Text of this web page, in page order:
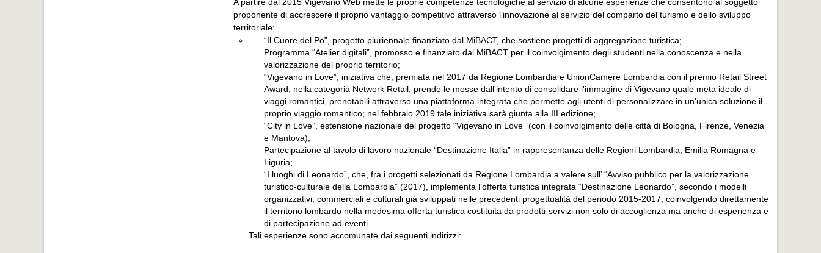
proponente di accrescere il proprio vantaggio competitivo attraverso l’innovazione al servizio del comparto del turismo e dello sviluppo
territoriale:
“Il Cuore del Po”, progetto pluriennale finanziato dal MiBACT, che sostiene progetti di aggregazione turistica;
Programma “Atelier digitali”, promosso e finanziato dal MiBACT per il coinvolgimento degli studenti nella conoscenza e nella
valorizzazione del proprio territorio;
“Vigevano in Love”, iniziativa che, premiata nel 2017 da Regione Lombardia e UnionCamere Lombardia con il premio Retail Street
Award, nella categoria Network Retail, prende le mosse dall'intento di consolidare l'immagine di Vigevano quale meta ideale di
viaggi romantici, prenotabili attraverso una piattaforma integrata che permette agli utenti di personalizzare in un'unica soluzione il
proprio viaggio romantico; nel febbraio 2019 tale iniziativa sarà giunta alla III edizione;
“City in Love”, estensione nazionale del progetto “Vigevano in Love” (con il coinvolgimento delle città di Bologna, Firenze, Venezia
e Mantova);
Partecipazione al tavolo di lavoro nazionale “Destinazione Italia” in rappresentanza delle Regioni Lombardia, Emilia Romagna e
Liguria;
“I luoghi di Leonardo”, che, fra i progetti selezionati da Regione Lombardia a valere sull’ “Avviso pubblico per la valorizzazione
turistico-culturale della Lombardia” (2017), implementa l’offerta turistica integrata “Destinazione Leonardo”, secondo i modelli
organizzativi, commerciali e culturali già sviluppati nelle precedenti progettualità del periodo 2015-2017, coinvolgendo direttamente
il territorio lombardo nella medesima offerta turistica costituita da prodotti-servizi non solo di accoglienza ma anche di esperienza e
di partecipazione ad eventi.
Tali esperienze sono accomunate dai seguenti indirizzi: